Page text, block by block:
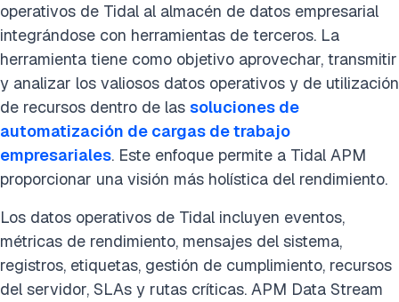
operativos de Tidal al almacén de datos empresarial
integrándose con herramientas de terceros. La
herramienta tiene como objetivo aprovechar, transmitir
y analizar los valiosos datos operativos y de utilización
de recursos dentro de las soluciones de
automatización de cargas de trabajo
empresariales. Este enfoque permite a Tidal APM
proporcionar una visión más holística del rendimiento.
Los datos operativos de Tidal incluyen eventos,
métricas de rendimiento, mensajes del sistema,
registros, etiquetas, gestión de cumplimiento, recursos
del servidor, SLAs y rutas críticas. APM Data Stream